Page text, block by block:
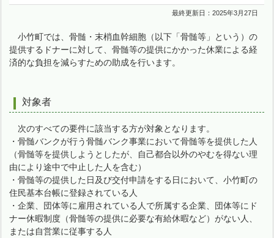
最終更新日：2025年3月27日
小竹町では、骨髄・末梢血幹細胞（以下「骨髄等」という）の
提供するドナーに対して、骨髄等の提供にかかった休業による経
済的な負担を減らすための助成を行います。
対象者
次のすべての要件に該当する方が対象となります。
・骨髄バンクが行う骨髄バンク事業において骨髄等を提供した人
（骨髄等を提供しようとしたが、自己都合以外のやむを得ない理
由により途中で中止した人を含む）
・骨髄等の提供した日及び交付申請をする日において、小竹町の
住民基本台帳に登録されている人
・企業、団体等に雇用されている人で所属する企業、団体等にド
ナー休暇制度（骨髄等の提供に必要な有給休暇など）がない人、
または自営業に従事する人